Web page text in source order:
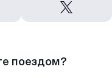
поездом?